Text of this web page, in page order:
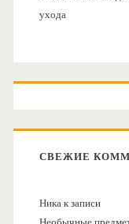
ухода
СВЕЖИЕ
Никак записи